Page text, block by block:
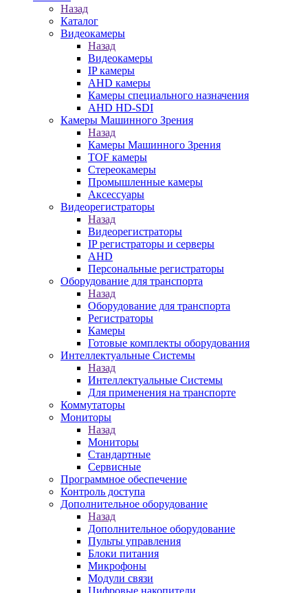
Назад
Каталог
Видеокамеры
Назад
Видеокамеры
IP камеры
AHD камеры
Камеры специального назначения
AHD HD-SDI
Камеры Машинного Зрения
Назад
Камеры Машинного Зрения
TOF камеры
Стереокамеры
Промышленные камеры
Аксессуары
Видеорегистраторы
Назад
Видеорегистраторы
IP регистраторы и серверы
AHD
Персональные регистраторы
Оборудование для транспорта
Назад
Оборудование для транспорта
Регистраторы
Камеры
Готовые комплекты оборудования
Интеллектуальные Системы
Назад
Интеллектуальные Системы
Для применения на транспорте
Коммутаторы
Мониторы
Назад
Мониторы
Стандартные
Сервисные
Программное обеспечение
Контроль доступа
Дополнительное оборудование
Назад
Дополнительное оборудование
Пульты управления
Блоки питания
Микрофоны
Модули связи
Цифровые накопители